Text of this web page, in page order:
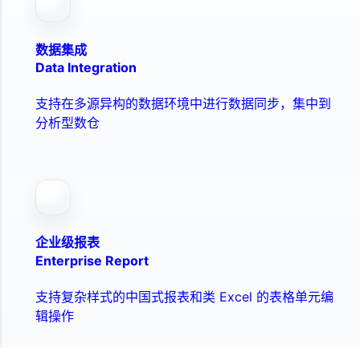
数据集成
Data Integration
支持在多源异构的数据环境中进行数据同步，集中到
分析型数仓
企业级报表
Enterprise Report
支持复杂样式的中国式报表和类 Excel 的表格单元编
辑操作